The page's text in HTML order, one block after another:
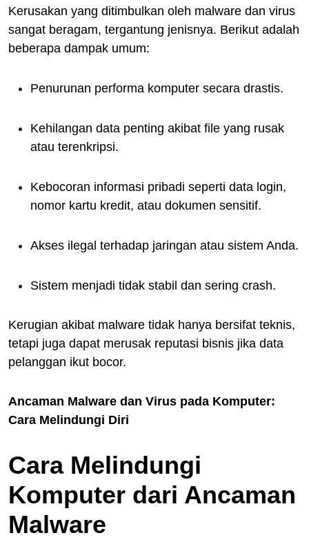
Kerusakan yang ditimbulkan oleh malware dan virus
sangat beragam, tergantung jenisnya. Berikut adalah
beberapa dampak umum:
Penurunan performa komputer secara drastis.
Kehilangan data penting akibat file yang rusak
atau terenkripsi.
Kebocoran informasi pribadi seperti data login,
nomor kartu kredit, atau dokumen sensitif.
Akses ilegal terhadap jaringan atau sistem Anda.
Sistem menjadi tidak stabil dan sering crash.
Kerugian akibat malware tidak hanya bersifat teknis,
tetapi juga dapat merusak reputasi bisnis jika data
pelanggan ikut bocor.
Ancaman Malware dan Virus pada Komputer:
Cara Melindungi Diri
Cara Melindungi
Komputer dari Ancaman
Malware